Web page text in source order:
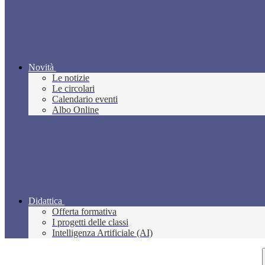
Novità
Le notizie
Le circolari
Calendario eventi
Albo Online
Didattica
Offerta formativa
I progetti delle classi
Intelligenza Artificiale (AI)